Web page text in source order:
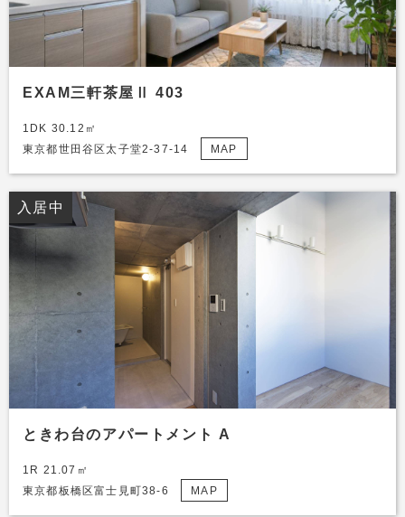
EXAM三軒茶屋Ⅱ 403
1DK 30.12㎡
東京都世田谷区太子堂2-37-14
MAP
入居中
ときわ台のアパートメント A
1R 21.07㎡
東京都板橋区富士見町38-6
MAP